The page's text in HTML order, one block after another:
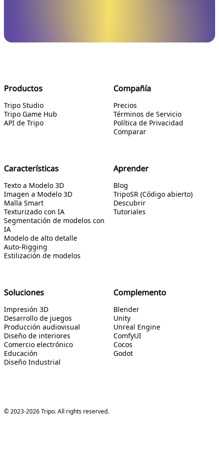
Productos
Tripo Studio
Tripo Game Hub
API de Tripo
Compañía
Precios
Términos de Servicio
Política de Privacidad
Comparar
Características
Texto a Modelo 3D
Imagen a Modelo 3D
Malla Smart
Texturizado con IA
Segmentación de modelos con
IA
Modelo de alto detalle
Auto-Rigging
Estilización de modelos
Aprender
Blog
TripoSR (Código abierto)
Descubrir
Tutoriales
Soluciones
Impresión 3D
Desarrollo de juegos
Producción audiovisual
Diseño de interiores
Comercio electrónico
Educación
Diseño Industrial
Complemento
Blender
Unity
Unreal Engine
ComfyUI
Cocos
Godot
© 2023-2026 Tripo. All rights reserved.